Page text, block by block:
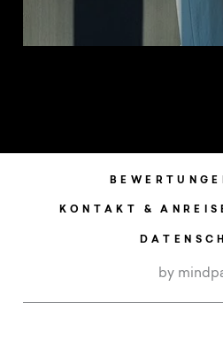
by
KONTAKT &